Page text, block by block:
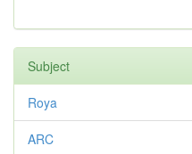
Subject
Roya
ARC